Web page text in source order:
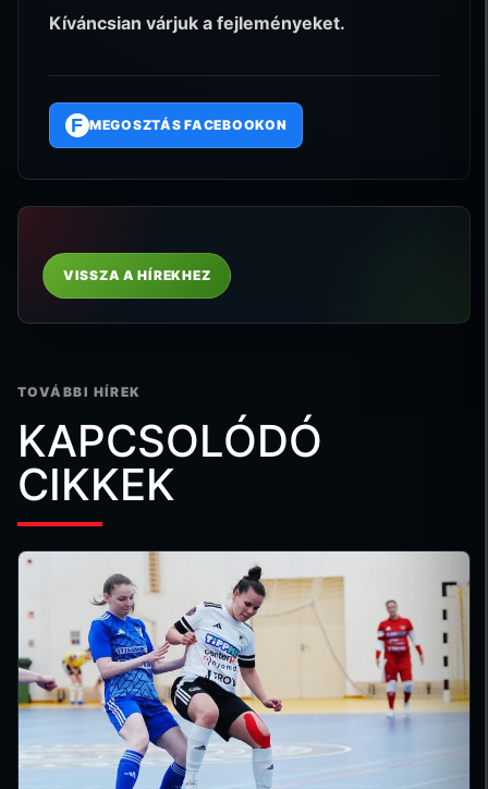
Kíváncsian várjuk a fejleményeket.
F MEGOSZTÁS FACEBOOKON
VISSZA A HÍREKHEZ
TOVÁBBI HÍREK
KAPCSOLÓDÓ
CIKKEK